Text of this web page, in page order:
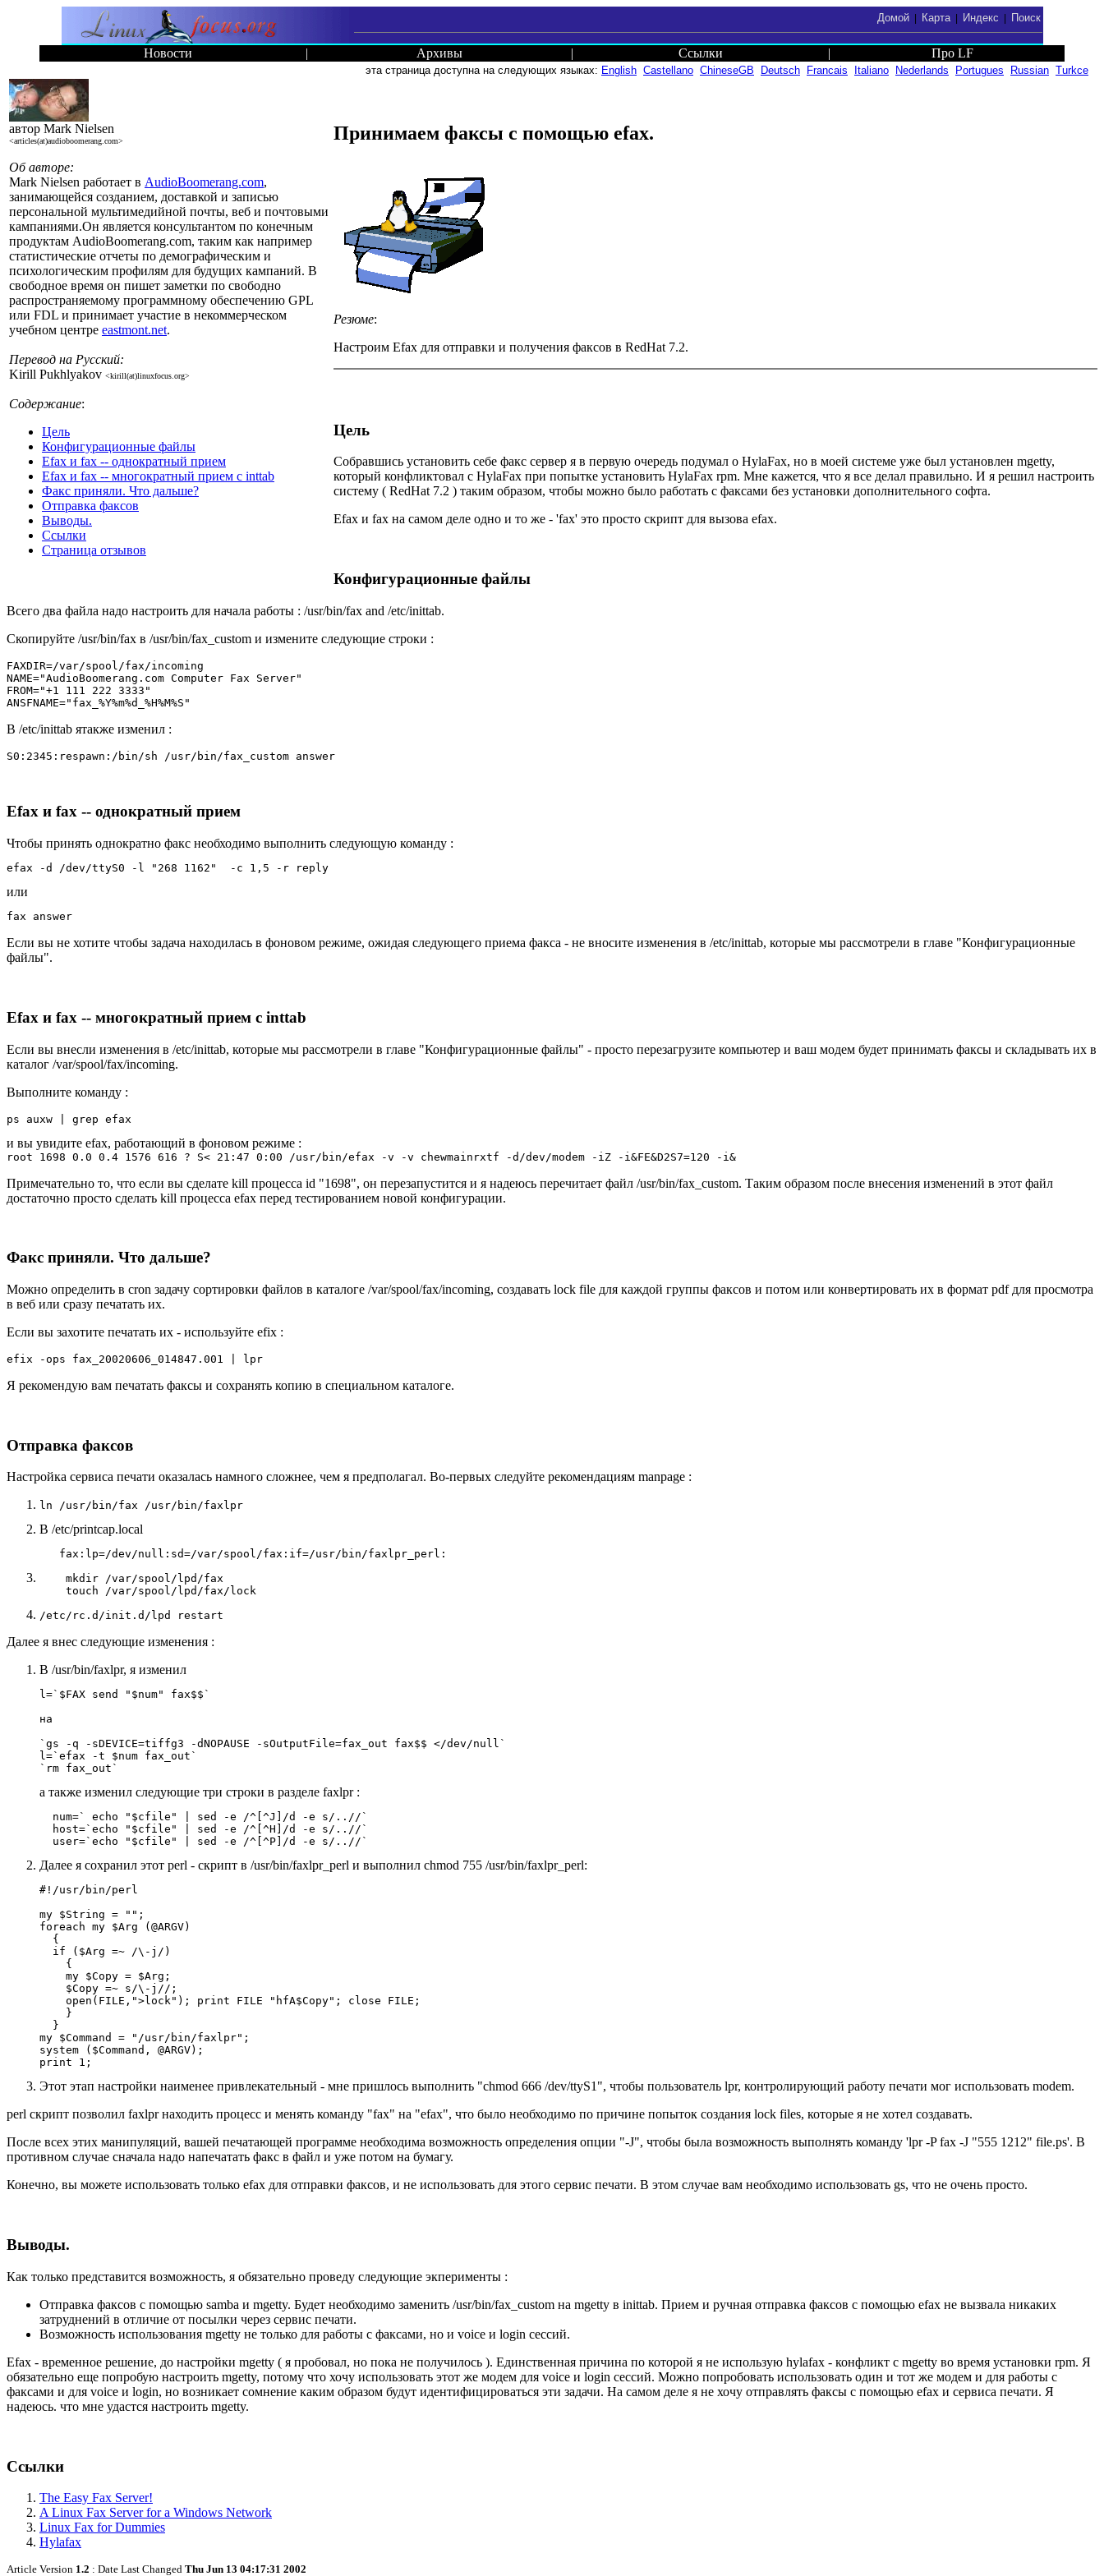
Домой| Карта| Индекс Поиск
Новости | Архивы | Ссылки | Про LF
эта страница доступна на следующих языках: English Castellano ChineseGB Deutsch Francais Italiano Nederlands Portugues Russian Turkce
автор Mark Nielsen
<articles(at)audioboomerang.com>
Об авторе:
Mark Nielsen работает в AudioBoomerang.com,
занимающейся созданием, доставкой и записью
персональной мультимедийной почты, веб и почтовыми
кампаниями.Он является консультантом по конечным
продуктам AudioBoomerang.com, таким как например
статистические отчеты по демографическим и
психологическим профилям для будущих кампаний. В
свободное время он пишет заметки по свободно
распространяемому программному обеспечению GPL
или FDL и принимает участие в некоммерческом
учебном центре eastmont.net.
Перевод на Русский:
Kirill Pukhlyakov <kirill(at)linuxfocus.org>
Содержание:
Цель
Конфигурационные файлы
Efax и fax -- однократный прием
Efax и fax -- многократный прием с inttab
Факс приняли. Что дальше?
Отправка факсов
Выводы.
Ссылки
Страница отзывов
Принимаем факсы с помощью efax.
Резюме:
Настроим Efax для отправки и получения факсов в RedHat 7.2.
Цель
Собравшись установить себе факс сервер я в первую очередь подумал о HylaFax, но в моей системе уже был установлен mgetty,
который конфликтовал с HylaFax при попытке установить HylaFax rpm. Мне кажется, что я все делал правильно. И я решил настроить
систему ( RedHat 7.2 ) таким образом, чтобы можно было работать с факсами без установки дополнительного софта.
Efax и fax на самом деле одно и то же - 'fax' это просто скрипт для вызова efax.
Конфигурационные файлы
Всего два файла надо настроить для начала работы : /usr/bin/fax and /etc/inittab.
Скопируйте /usr/bin/fax в /usr/bin/fax_custom и измените следующие строки :
FAXDIR=/var/spool/fax/incoming
NAME="AudioBoomerang.com Computer Fax Server"
FROM="+1 111 222 3333"
В /etc/inittab ятакже изменил :
Efax и fax -- однократный прием
Чтобы принять однократно факс необходимо выполнить следующую команду :
или
Если вы не хотите чтобы задача находилась в фоновом режиме, ожидая следующего приема факса - не вносите изменения в /etc/inittab, которые мы рассмотрели в главе "Конфигурационные
файлы".
Efax и fax -- многократный прием с inttab
Если вы внесли изменения в /etc/inittab, которые мы рассмотрели в главе "Конфигурационные файлы" - просто перезагрузите компьютер и ваш модем будет принимать факсы и складывать их в
каталог /var/spool/fax/incoming.
Выполните команду :
и вы увидите efax, работающий в фоновом режиме :
root 1698 0.0 0.4 1576 616 ? S< 21:47 0:00 /usr/bin/efax -v -v chewmainrxtf -d/dev/modem -iZ -i&FE&D2S7=120 -i&
Примечательно то, что если вы сделате kill процесса id "1698", он перезапустится и я надеюсь перечитает файл /usr/bin/fax_custom. Таким образом после внесения изменений в этот файл
достаточно просто сделать kill процесса efax перед тестированием новой конфигурации.
Факс приняли. Что дальше?
Можно определить в cron задачу сортировки файлов в каталоге /var/spool/fax/incoming, создавать lock file для каждой группы факсов и потом или конвертировать их в формат pdf для просмотра
в веб или сразу печатать их.
Если вы захотите печатать их - используйте efix :
Я рекомендую вам печатать факсы и сохранять копию в специальном каталоге.
Отправка факсов
Настройка сервиса печати оказалась намного сложнее, чем я предполагал. Во-первых следуйте рекомендациям manpage :
В /etc/printcap.local
    mkdir /var/spool/lpd/fax
Далее я внес следующие изменения :
В /usr/bin/faxlpr, я изменил
l=`$FAX send "$num" fax$$`
на
`gs -q -sDEVICE=tiffg3 -dNOPAUSE -sOutputFile=fax_out fax$$ </dev/null`
l=`efax -t $num fax_out`
а также изменил следующие три строки в разделе faxlpr :
  num=` echo "$cfile" | sed -e /^[^J]/d -e s/..//`
  host=`echo "$cfile" | sed -e /^[^H]/d -e s/..//`
Далее я сохранил этот perl - скрипт в /usr/bin/faxlpr_perl и выполнил chmod 755 /usr/bin/faxlpr_perl:
#!/usr/bin/perl
my $String = "";
foreach my $Arg (@ARGV)
  {
  if ($Arg =~ /\-j/)
    {
    my $Copy = $Arg;
    $Copy =~ s/\-j//;
    open(FILE,">lock"); print FILE "hfA$Copy"; close FILE;
    }
  }
my $Command = "/usr/bin/faxlpr";
system ($Command, @ARGV);
Этот этап настройки наименее привлекательный - мне пришлось выполнить "chmod 666 /dev/ttyS1", чтобы пользователь lpr, контролирующий работу печати мог использовать modem.
perl скрипт позволил faxlpr находить процесс и менять команду "fax" на "efax", что было необходимо по причине попыток создания lock files, которые я не хотел создавать.
После всех этих манипуляций, вашей печатающей программе необходима возможность определения опции "-J", чтобы была возможность выполнять команду 'lpr -P fax -J "555 1212" file.ps'. В
противном случае сначала надо напечатать факс в файл и уже потом на бумагу.
Конечно, вы можете использовать только efax для отправки факсов, и не использовать для этого сервис печати. В этом случае вам необходимо использовать gs, что не очень просто.
Выводы.
Как только представится возможность, я обязательно проведу следующие экперименты :
Отправка факсов с помощью samba и mgetty. Будет необходимо заменить /usr/bin/fax_custom на mgetty в inittab. Прием и ручная отправка факсов с помощью efax не вызвала никаких
затруднений в отличие от посылки через сервис печати.
Возможность использования mgetty не только для работы с факсами, но и voice и login сессий.
Efax - временное решение, до настройки mgetty ( я пробовал, но пока не получилось ). Единственная причина по которой я не использую hylafax - конфликт с mgetty во время установки rpm. Я
обязательно еще попробую настроить mgetty, потому что хочу использовать этот же модем для voice и login сессий. Можно попробовать использовать один и тот же модем и для работы с
факсами и для voice и login, но возникает сомнение каким образом будут идентифицироваться эти задачи. На самом деле я не хочу отправлять факсы с помощью efax и сервиса печати. Я
надеюсь. что мне удастся настроить mgetty.
Ссылки
The Easy Fax Server!
A Linux Fax Server for a Windows Network
Linux Fax for Dummies
Hylafax
Article Version 1.2 : Date Last Changed Thu Jun 13 04:17:31 2002